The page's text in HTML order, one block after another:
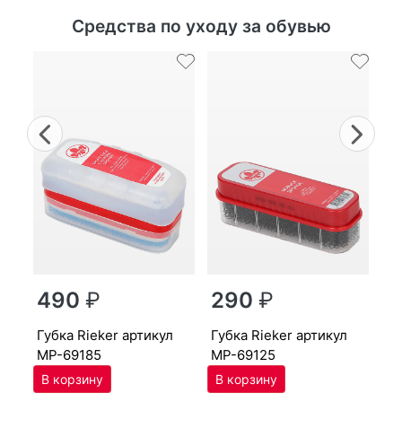
Средства по уходу за обувью
Previous
490₽
губ­ка Ri­eker артикул
MP-69185
290₽
губ­ка Ri­eker артикул
MP-69125